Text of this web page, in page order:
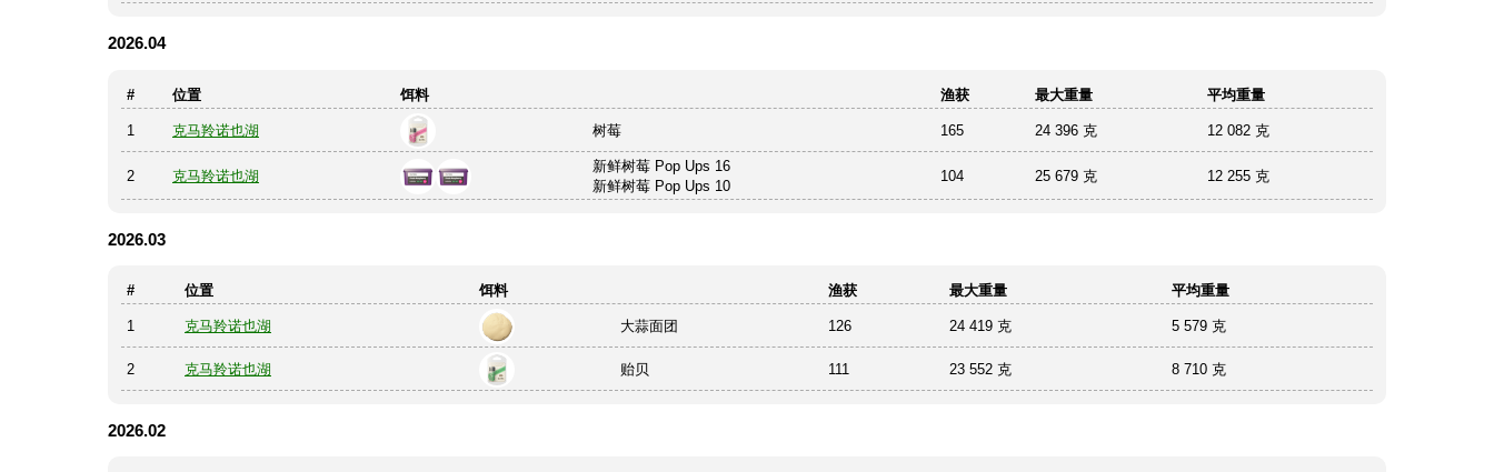
2026.04
# 位置 饵料 渔获 最大重量 平均重量
1 克马羚诺也湖 树莓 165 24 396 克 12 082 克
2 克马羚诺也湖
新鲜树莓 Pop Ups 16
新鲜树莓 Pop Ups 10
104 25 679 克 12 255 克
2026.03
# 位置 饵料 渔获 最大重量 平均重量
1 克马羚诺也湖 大蒜面团 126 24 419 克 5 579 克
2 克马羚诺也湖 贻贝 111 23 552 克 8 710 克
2026.02